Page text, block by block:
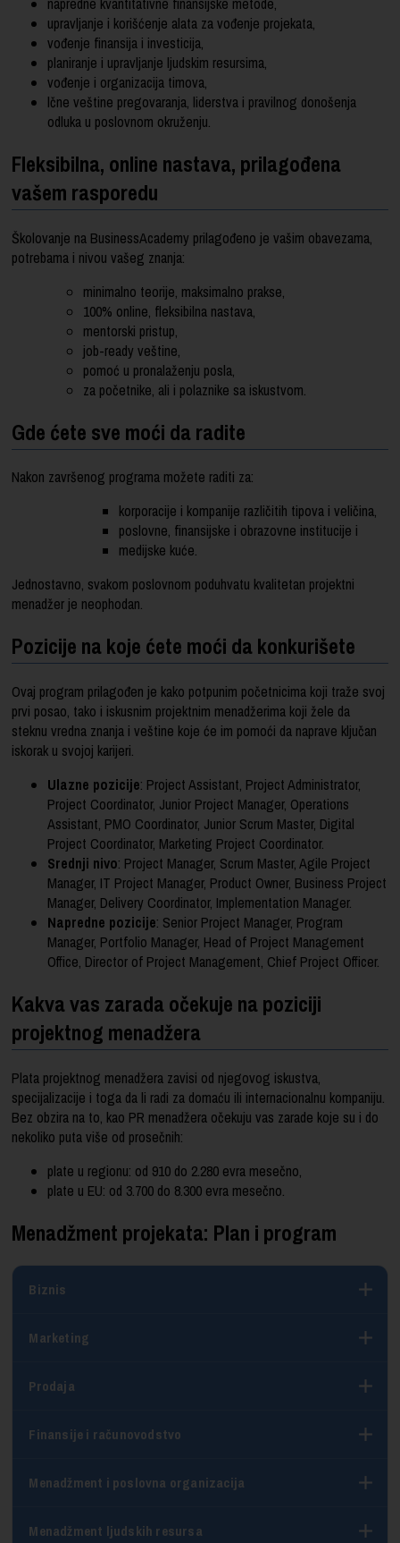
upravljanje i korišćenje alata za vođenje projekata,
vođenje finansija i investicija,
planiranje i upravljanje ljudskim resursima,
vođenje i organizacija timova,
lčne veštine pregovaranja, liderstva i pravilnog donošenja
odluka u poslovnom okruženju.
Fleksibilna, online nastava, prilagođena
vašem rasporedu
Školovanje na BusinessAcademy prilagođeno je vašim obavezama,
potrebama i nivou vašeg znanja:
minimalno teorije, maksimalno prakse,
100% online, fleksibilna nastava,
mentorski pristup,
job-ready veštine,
pomoć u pronalaženju posla,
za početnike, ali i polaznike sa iskustvom.
Gde ćete sve moći da radite
Nakon završenog programa možete raditi za:
korporacije i kompanije različitih tipova i veličina,
poslovne, finansijske i obrazovne institucije i
medijske kuće.
Jednostavno, svakom poslovnom poduhvatu kvalitetan projektni
menadžer je neophodan.
Pozicije na koje ćete moći da konkurišete
Ovaj program prilagođen je kako potpunim početnicima koji traže svoj
prvi posao, tako i iskusnim projektnim menadžerima koji žele da
steknu vredna znanja i veštine koje će im pomoći da naprave ključan
iskorak u svojoj karijeri.
Ulazne pozicije: Project Assistant, Project Administrator,
Project Coordinator, Junior Project Manager, Operations
Assistant, PMO Coordinator, Junior Scrum Master, Digital
Project Coordinator, Marketing Project Coordinator.
Srednji nivo: Project Manager, Scrum Master, Agile Project
Manager, IT Project Manager, Product Owner, Business Project
Manager, Delivery Coordinator, Implementation Manager.
Napredne pozicije: Senior Project Manager, Program
Manager, Portfolio Manager, Head of Project Management
Office, Director of Project Management, Chief Project Officer.
Kakva vas zarada očekuje na poziciji
projektnog menadžera
Plata projektnog menadžera zavisi od njegovog iskustva,
specijalizacije i toga da li radi za domaću ili internacionalnu kompaniju.
Bez obzira na to, kao PR menadžera očekuju vas zarade koje su i do
nekoliko puta više od prosečnih:
plate u regionu: od 910 do 2.280 evra mesečno,
plate u EU: od 3.700 do 8.300 evra mesečno.
Menadžment projekata: Plan i program
Biznis
Marketing
Prodaja
Finansije i računovodstvo
Menadžment i poslovna organizacija
Menadžment ljudskih resursa